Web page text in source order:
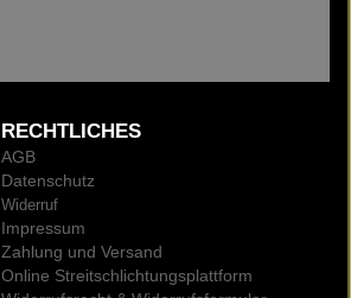
RECHTLICHES
AGB
Datenschutz
Widerruf
Impressum
Zahlung und Versand
Online Streitschlichtungsplattform